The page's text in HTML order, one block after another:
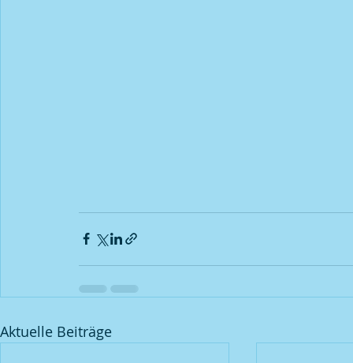
Aktuelle Beiträge